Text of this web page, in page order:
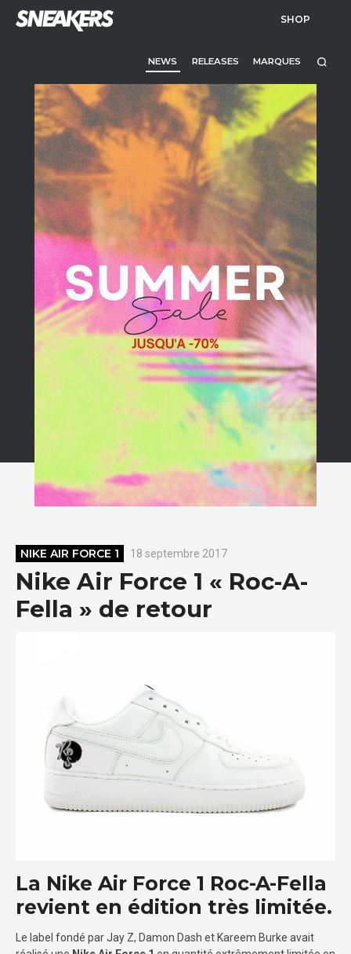
SHOP
NEWS RELEASES MARQUES
NIKE AIR FORCE 1 18 septembre 2017
Nike Air Force 1 « Roc-A-
Fella » de retour
La Nike Air Force 1 Roc-A-Fella
revient en édition très limitée.
Le label fondé par Jay Z, Damon Dash et Kareem Burke avait